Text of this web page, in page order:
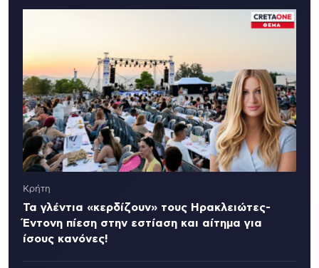
Κρήτη
Τα γλέντια «κερδίζουν» τους Ηρακλειώτες-
Έντονη πίεση στην εστίαση και αίτημα για
ίσους κανόνες!